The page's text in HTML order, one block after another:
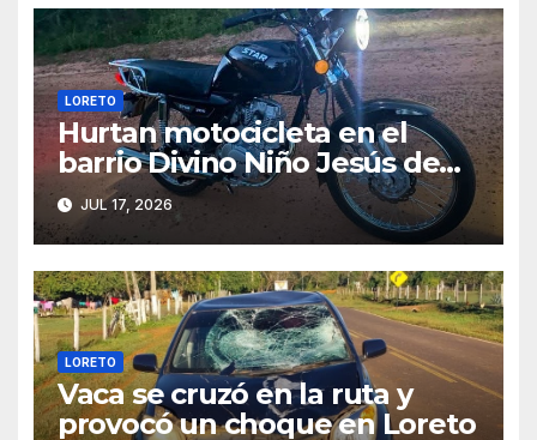
LORETO
Hurtan motocicleta en el
barrio Divino Niño Jesús de
Loreto
JUL 17, 2026
LORETO
Vaca se cruzó en la ruta y
provocó un choque en Loreto